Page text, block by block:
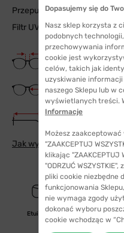
Przepuszczalność UV: 0,19%
Filtr UV 400
Szerokość
19 mm
Szerokość szkła
53 mm
Długość
Jak wybrać odpowiedni
Etui/woreczek
Dopasujemy się do
Nasz sklep korzysta z
podobnych
przechowywania
cookie jest
celów, takich jak
uzyskiwanie
naszego Sklepu lub w
wyświetlanych treści.
Informacje
Możesz
"ZAAKCEPTUJ
klikając "ZAAKCEPTUJ
"ODRZUĆ
pliki cookie niezbędne
funkcjonowania
nie wymaga zgody
dokonać wyboru
cookie wchodząc w